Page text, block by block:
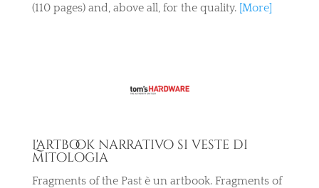
(110 pages) and, above all, for the quality. [More]
L'artbook narrativo si veste di
mitologia
Fragments of the Past è un artbook. Fragments of